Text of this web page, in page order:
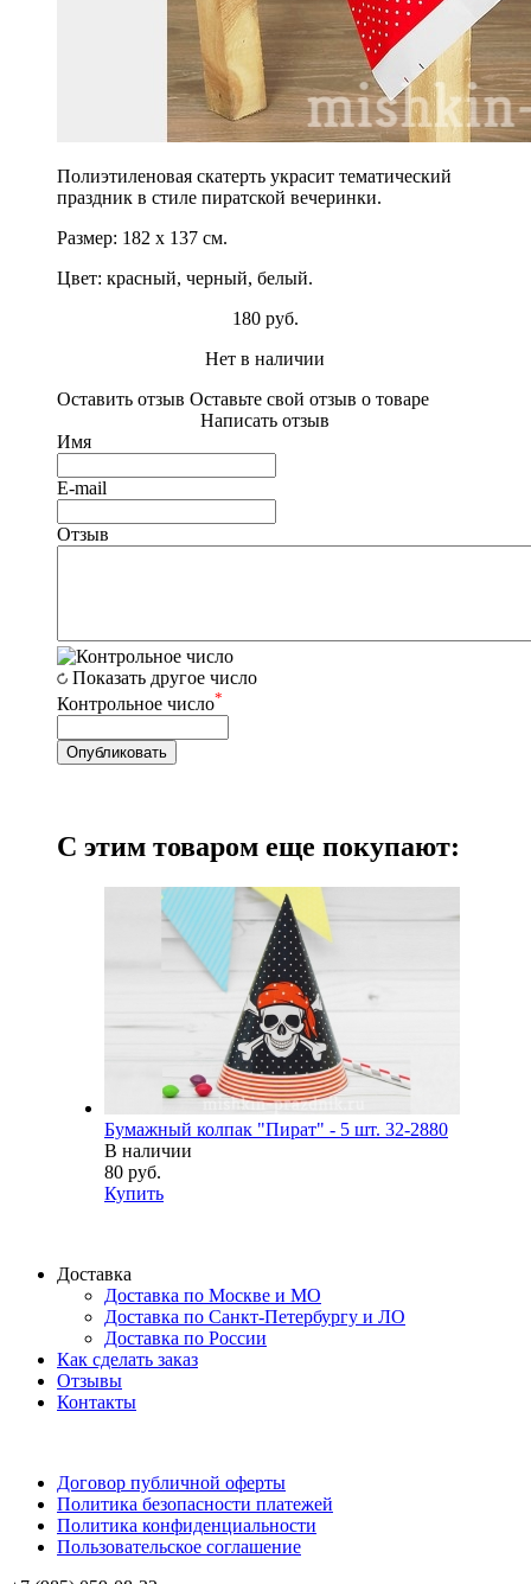
Полиэтиленовая скатерть украсит тематический
праздник в стиле пиратской вечеринки.
Размер: 182 х 137 см.
Цвет: красный, черный, белый.
180 руб.
Нет в наличии
Оставить отзыв Оставьте свой отзыв о товаре
Написать отзыв
Имя
E-mail
Отзыв
Показать другое число
Контрольное число*
С этим товаром еще покупают:
Бумажный колпак "Пират" - 5 шт. 32-2880
В наличии
80 руб.
Купить
Доставка
Доставка по Москве и МО
Доставка по Санкт-Петербургу и ЛО
Доставка по России
Как сделать заказ
Отзывы
Контакты
Договор публичной оферты
Политика безопасности платежей
Политика конфиденциальности
Пользовательское соглашение